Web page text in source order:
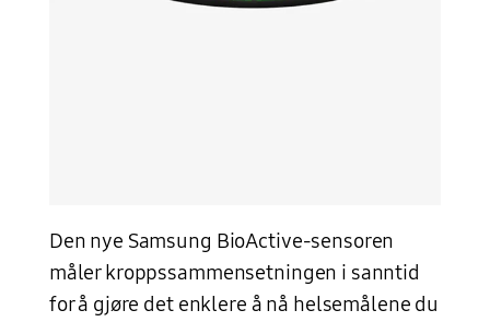
Den nye Samsung BioActive-sensoren
måler kroppssammensetningen i sanntid
for å gjøre det enklere å nå helsemålene du